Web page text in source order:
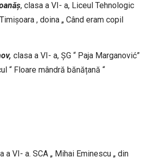
, clasa a VI- a, Liceul Tehnologic
, doina „ Când eram copil
clasa a VI- a, ȘG “ Paja Marganović”
“ Floare mândră bănățană “
a VI- a. SCA „ Mihai Eminescu „ din